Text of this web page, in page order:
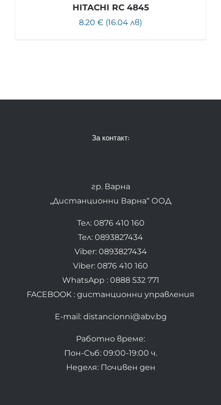
HITACHI RC 4845
8.20 € (16.04 лв)
За контакт:
гр. Варна
„Дистанционни Варна“ ООД
Тел: 0876 410 160
Тел: 0893827434
Viber: 0893827434
Viber: 0876 410 160
WhatsApp : 0888 532 771
FACEBOOK : дистанционни управления
E-mail: distancionni@abv.bg
Работно време:
Пон-Съб: 09:00-19:00 ч.
Неделя: Почивен ден